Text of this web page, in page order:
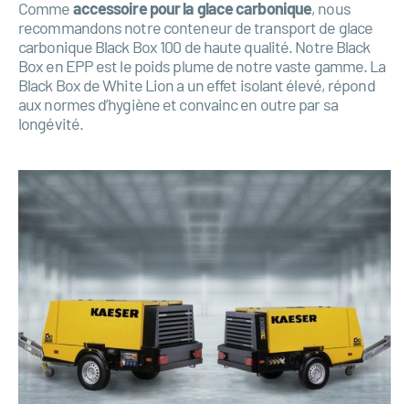
Commeaccessoire pour la glace carbonique, nous
recommandons notre conteneur de transport de glace
carbonique Black Box 100 de haute qualité. Notre Black
Box en EPP est le poids plume de notre vaste gamme. La
Black Box de White Lion a un effet isolant élevé, répond
aux normes d’hygiène et convainc en outre par sa
longévité.